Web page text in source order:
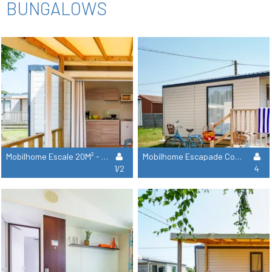
BUNGALOWS
Mobilhome Escale 20M² - 1 Habitación +Tv
1/2
Mobilhome Escapade Confort 27M²- 2 Habitaciones + Tv
4